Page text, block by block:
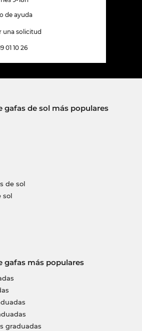
de ayuda
una solicitud
01 10 26
gafas de sol más populares
de sol
sol
gafas más populares
graduadas